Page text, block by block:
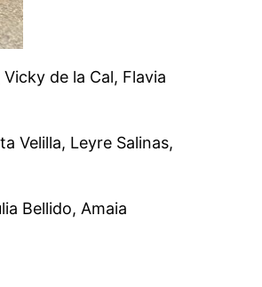
de la Cal, Flavia
Velilla, Leyre Salinas,
Bellido, Amaia